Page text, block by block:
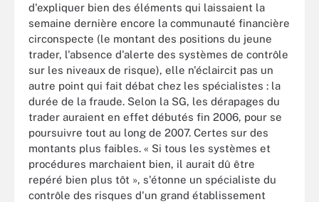
d'expliquer bien des éléments qui laissaient la
semaine dernière encore la communauté financière
circonspecte (le montant des positions du jeune
trader, l'absence d'alerte des systèmes de contrôle
sur les niveaux de risque), elle n'éclaircit pas un
autre point qui fait débat chez les spécialistes : la
durée de la fraude. Selon la SG, les dérapages du
trader auraient en effet débutés fin 2006, pour se
poursuivre tout au long de 2007. Certes sur des
montants plus faibles. « Si tous les systèmes et
procédures marchaient bien, il aurait dû être
repéré bien plus tôt », s'étonne un spécialiste du
contrôle des risques d'un grand établissement